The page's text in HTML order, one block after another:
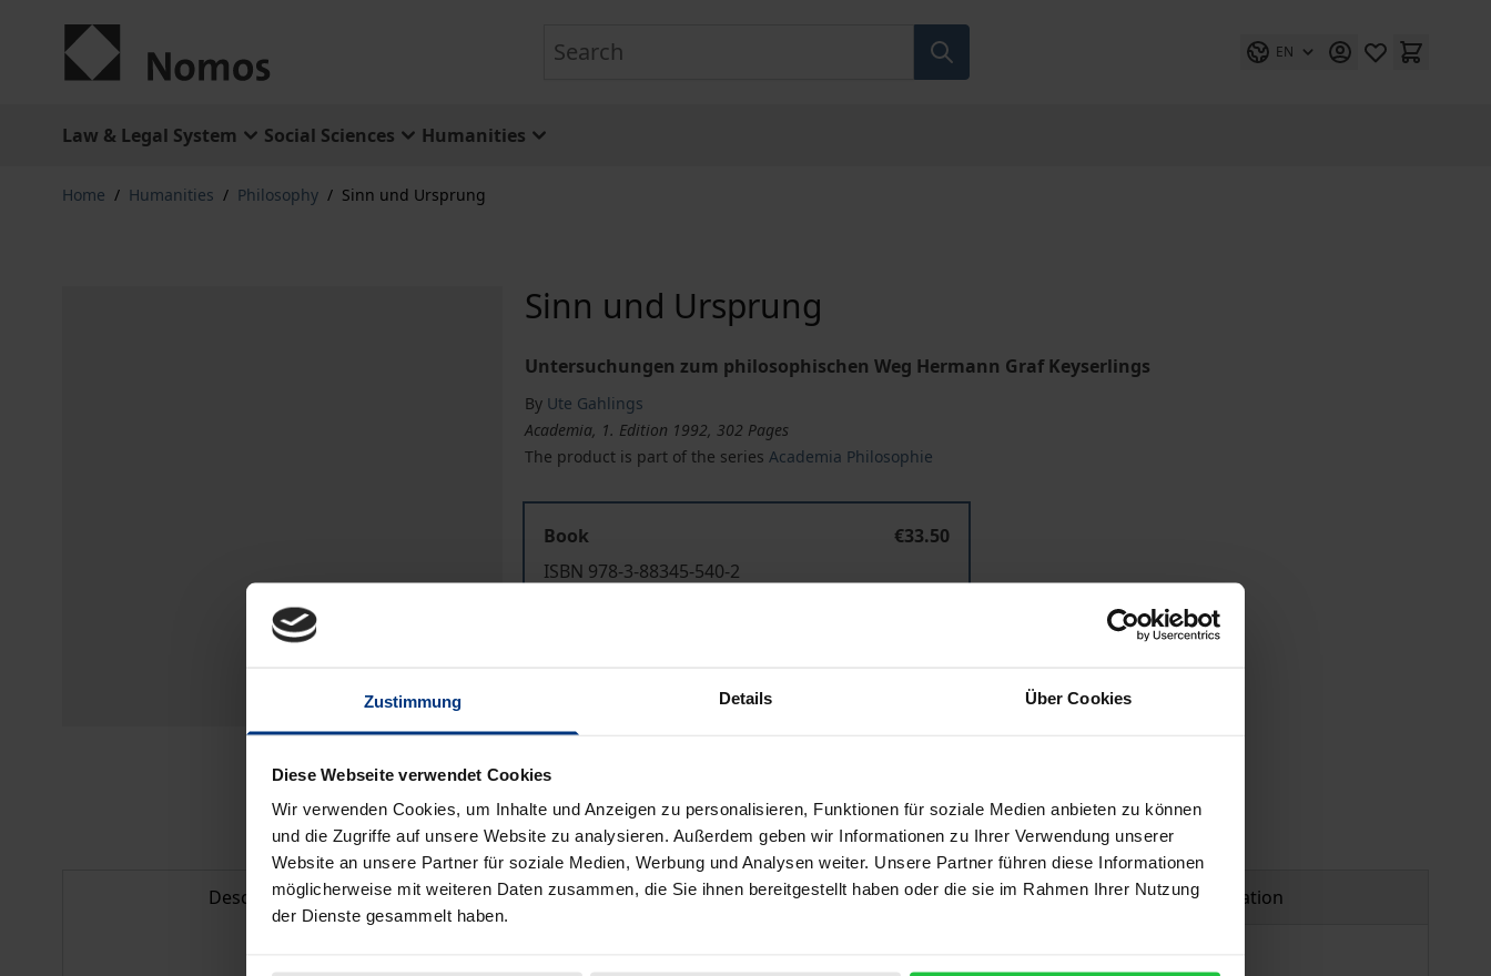
Zustimmung Details Über Cookies
Diese Webseite verwendet Cookies
Wir verwenden Cookies, um Inhalte und Anzeigen zu personalisieren, Funktionen für soziale Medien anbieten zu können
und die Zugriffe auf unsere Website zu analysieren. Außerdem geben wir Informationen zu Ihrer Verwendung unserer
Website an unsere Partner für soziale Medien, Werbung und Analysen weiter. Unsere Partner führen diese Informationen
möglicherweise mit weiteren Daten zusammen, die Sie ihnen bereitgestellt haben oder die sie im Rahmen Ihrer Nutzung
der Dienste gesammelt haben.
EN
Law & Legal System Social Sciences Humanities
Home / Humanities / Philosophy / Sinn und Ursprung
Sinn und Ursprung
Untersuchungen zum philosophischen Weg Hermann Graf Keyserlings
By Ute Gahlings
Academia, 1. Edition 1992, 302 Pages
The product is part of the seriesAcademia Philosophie
Book
€33.50
ISBN 978-3-88345-540-2
Prices include VAT. Depending on the delivery address, VAT may vary at checkout.
Delivery cost notice
Description Bibliographical data Product safety information